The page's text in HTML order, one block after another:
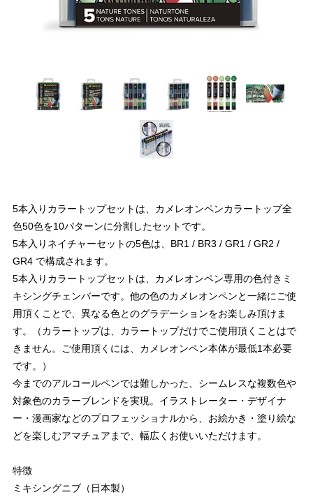
5本入りカラートップセットは、カメレオンペンカラートップ全
色50色を10パターンに分割したセットです。
5本入りネイチャーセットの5色は、BR1 / BR3 / GR1 / GR2 /
GR4 で構成されます。
5本入りカラートップセットは、カメレオンペン専用の色付きミ
キシングチェンバーです。他の色のカメレオンペンと一緒にご使
用頂くことで、異なる色とのグラデーションをお楽しみ頂けま
す。（カラートップは、カラートップだけでご使用頂くことはで
きません。ご使用頂くには、カメレオンペン本体が最低1本必要
です。）
今までのアルコールペンでは難しかった、シームレスな複数色や
対象色のカラーブレンドを実現。イラストレーター・デザイナ
ー・漫画家などのプロフェッショナルから、お絵かき・塗り絵な
どを楽しむアマチュアまで、幅広くお使いいただけます。
特徴
ミキシングニブ（日本製）